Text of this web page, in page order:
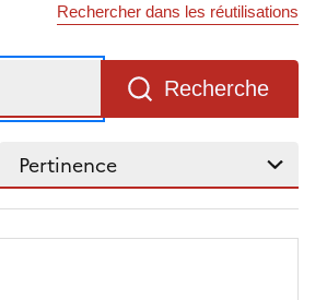
Rechercher dans les réutilisations
Recherche